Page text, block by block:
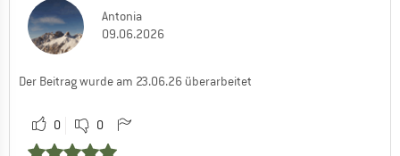
Antonia
09.06.2026
Der Beitrag wurde am 23.06.26 überarbeitet
0 0